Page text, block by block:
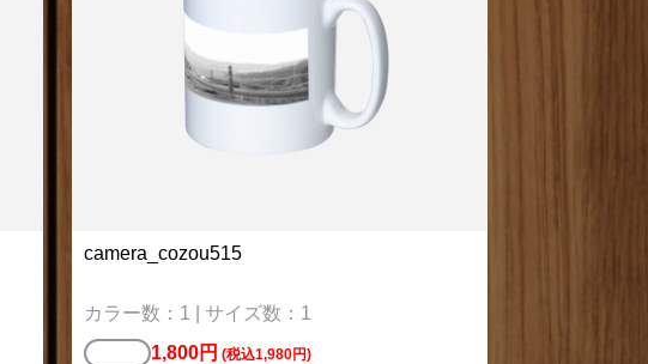
camera_cozou515
カラー数：1 | サイズ数：1
1,800円 (税込1,980円)